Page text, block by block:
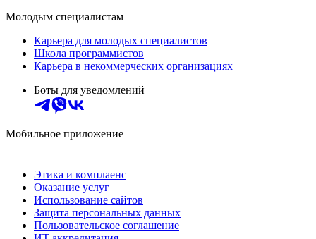
Молодым специалистам
Карьера для молодых специалистов
Школа программистов
Карьера в некоммерческих организациях
Боты для уведомлений
Мобильное приложение
Этика и комплаенс
Оказание услуг
Использование сайтов
Защита персональных данных
Пользовательское соглашение